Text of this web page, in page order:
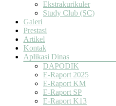
Ekstrakurikuler
Study Club (SC)
Galeri
Prestasi
Artikel
Kontak
Aplikasi Dinas
DAPODIK
E-Raport 2025
E-Raport KM
E-Raport SP
E-Raport K13